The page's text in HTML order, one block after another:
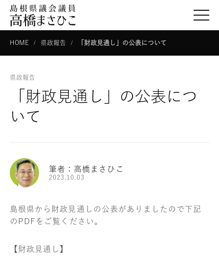
HOME 県政報告 「財政見通し」の公表について
県政報告
「財政見通し」の公表につ
いて
筆者：高橋まさひこ
2023.10.03
島根県から財政見通しの公表がありましたので下記
のPDFをご覧ください。
【財政見通し】